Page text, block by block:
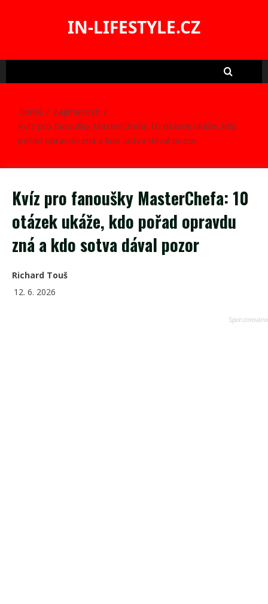
IN-LIFESTYLE.CZ
Domů
Zajímavosti
Kvíz pro fanoušky MasterChefa: 10 otázek ukáže, kdo
pořad opravdu zná a kdo sotva dával pozor
Kvíz pro fanoušky MasterChefa: 10
otázek ukáže, kdo pořad opravdu
zná a kdo sotva dával pozor
Richard Touš
12. 6. 2026